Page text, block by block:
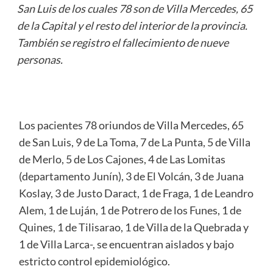
San Luis de los cuales 78 son de Villa Mercedes, 65
de la Capital y el resto del interior de la provincia.
También se registro el fallecimiento de nueve
personas.
Los pacientes 78 oriundos de Villa Mercedes, 65
de San Luis, 9 de La Toma, 7 de La Punta, 5 de Villa
de Merlo, 5 de Los Cajones, 4 de Las Lomitas
(departamento Junín), 3 de El Volcán, 3 de Juana
Koslay, 3 de Justo Daract, 1 de Fraga, 1 de Leandro
Alem, 1 de Luján, 1 de Potrero de los Funes, 1 de
Quines, 1 de Tilisarao, 1 de Villa de la Quebrada y
1 de Villa Larca-, se encuentran aislados y bajo
estricto control epidemiológico.